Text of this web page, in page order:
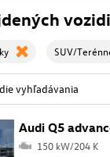
SUV/
Audi Q5
150 kW/204 K